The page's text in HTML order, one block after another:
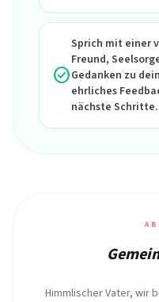
check_circle
Sprich mit einer
Freund,
Gedanken zu
ehrliches
nächste Schritte.
Himmlischer Vater, wir